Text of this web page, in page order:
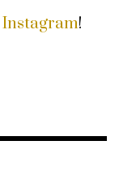
Instagram!